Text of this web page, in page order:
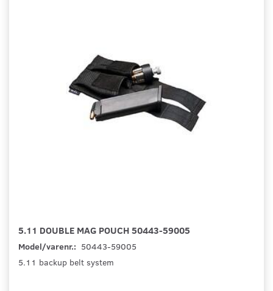
5.11 DOUBLE MAG POUCH 50443-59005
Model/varenr.: 50443-59005
5.11 backup belt system